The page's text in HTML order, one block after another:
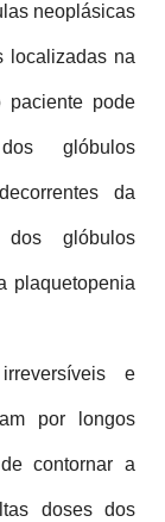
neoplásicas
localizadas na
paciente pode
glóbulos
da
dos glóbulos
plaquetopenia
e
por longos
contornar a
doses dos